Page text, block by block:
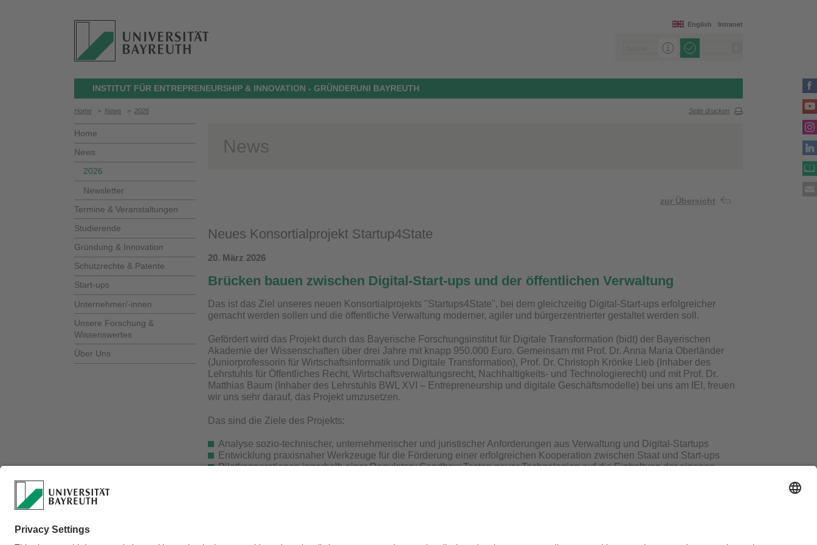
Intranet
English
INSTITUT FÜR ENTREPRENEURSHIP & INNOVATION - GRÜNDERUNI BAYREUTH
Home > News > 2026 Seite drucken
Home
News
2026
Newsletter
Termine & Veranstaltungen
Studierende
Gründung & Innovation
Schutzrechte & Patente
Start-ups
Unternehmer/-innen
Unsere Forschung &
Wissenswertes
Über Uns
News
zur Übersicht
Neues Konsortialprojekt Startup4State
20. März 2026
Brücken bauen zwischen Digital-Start-ups und der öffentlichen Verwaltung
Das ist das Ziel unseres neuen Konsortialprojekts "Startups4State", bei dem gleichzeitig Digital-Start-ups erfolgreicher
gemacht werden sollen und die öffentliche Verwaltung moderner, agiler und bürgerzentrierter gestaltet werden soll.
Gefördert wird das Projekt durch das Bayerische Forschungsinstitut für Digitale Transformation (bidt) der Bayerischen
Akademie der Wissenschaften über drei Jahre mit knapp 950.000 Euro. Gemeinsam mit Prof. Dr. Anna Maria Oberländer
(Juniorprofessorin für Wirtschaftsinformatik und Digitale Transformation), Prof. Dr. Christoph Krönke Lieb (Inhaber des
Lehrstuhls für Öffentliches Recht, Wirtschaftsverwaltungsrecht, Nachhaltigkeits- und Technologierecht) und mit Prof. Dr.
Matthias Baum (Inhaber des Lehrstuhls BWL XVI – Entrepreneurship und digitale Geschäftsmodelle) bei uns am IEI, freuen
wir uns sehr darauf, das Projekt umzusetzen.
Das sind die Ziele des Projekts:
Analyse sozio-technischer, unternehmerischer und juristischer Anforderungen aus Verwaltung und Digital-Startups
Entwicklung praxisnaher Werkzeuge für die Förderung einer erfolgreichen Kooperation zwischen Staat und Start-ups
Pilotkooperationen innerhalb einer Regulatory Sandbox: Testen neuer Technologien auf die Einhaltung der eigenen